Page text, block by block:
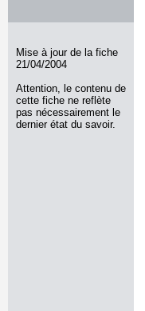
Mise à jour de la fiche
21/04/2004
Attention, le contenu de
cette fiche ne reflète
pas nécessairement le
dernier état du savoir.